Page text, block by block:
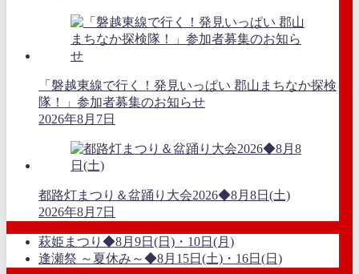
「磐越東線で行く！発見いっぱい 郡山まちなか探検
隊！」参加者募集のお知らせ
2026年8月7日
都路灯まつり＆盆踊り大会2026◆8月8日(土)
2026年8月7日
萩姫まつり◆8月9日(日)・10日(月)
逢瀬祭 ～夏休み～◆8月15日(土)・16日(日)